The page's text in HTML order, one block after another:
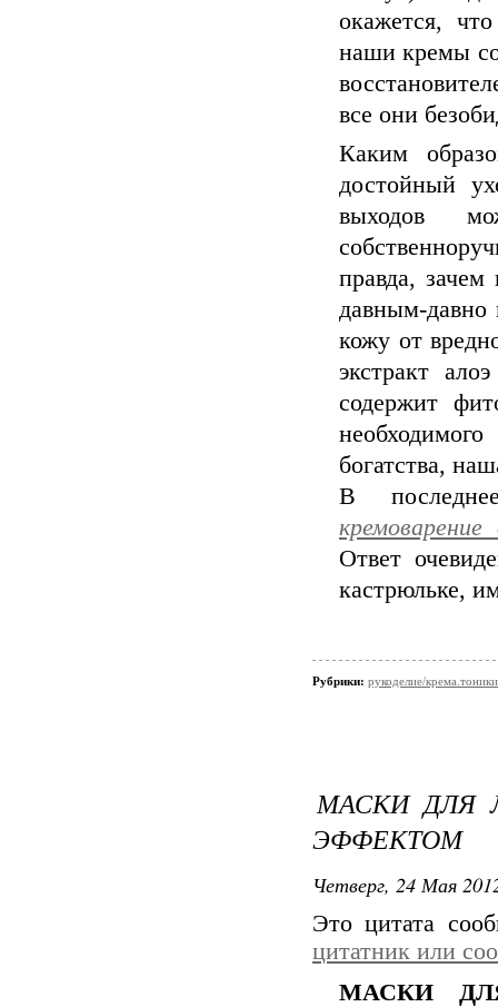
окажется,
наши кремы
все они
Каким
достойный
выходов
правда, зачем
давным-
кожу от
экстракт
содержит
богатства,
В
Ответ
кастрюльке,
Рубрики: рукоделие/
МАСКИ ДЛЯ
ЭФФЕКТОМ
Четверг, 24 Мая
Это цитата
цитатник или
МАСКИ